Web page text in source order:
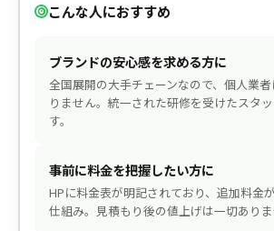
こんな人におすすめ
ブランドの安心感を求める方に
全国展開の大手チェーンなので、個人業
りません。統一された研修を受けたスタ
す。
事前に料金を把握したい方に
HPに料金表が明記されており、追加料金
仕組み。見積もり後の値上げは一切ありま